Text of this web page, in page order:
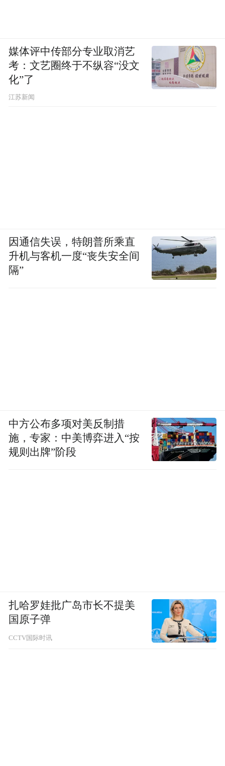
媒体评中传部分专业取消艺
考：文艺圈终于不纵容“没文
化”了
江苏新闻
因通信失误，特朗普所乘直
升机与客机一度“丧失安全间
隔”
中方公布多项对美反制措
施，专家：中美博弈进入“按
规则出牌”阶段
扎哈罗娃批广岛市长不提美
国原子弹
CCTV国际时讯